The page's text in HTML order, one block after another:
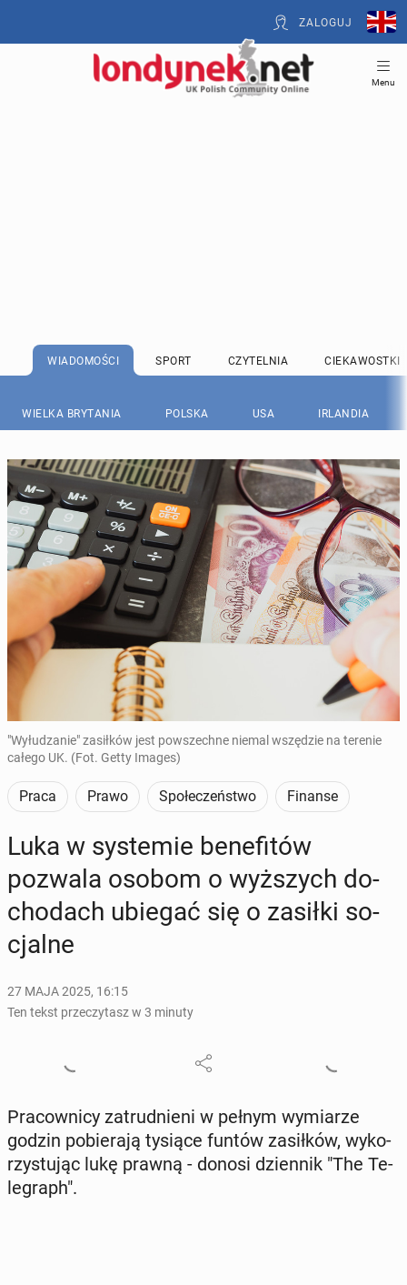
ZALOGUJ
Menu
WIADOMOŚCI SPORT CZYTELNIA CIEKAWOSTKI
WIELKA BRYTANIA POLSKA USA IRLANDIA
"Wyłudzanie" zasiłków jest powszechne niemal wszędzie na terenie
całego UK. (Fot. Getty Images)
Praca Prawo Społeczeństwo Finanse
Luka w sys­te­mie be­ne­fi­tów
pozwala osobom o wyż­szych do­
cho­dach ubiegać się o zasiłki so­
cjal­ne
27 MAJA 2025, 16:15
Ten tekst przeczytasz w 3 minuty
Pra­cow­ni­cy za­trud­nie­ni w pełnym wy­mia­rze
godzin po­bie­ra­ją tysiące funtów za­sił­ków, wy­ko­
rzy­stu­jąc lukę prawną - donosi dzien­nik "The Te­
le­graph".